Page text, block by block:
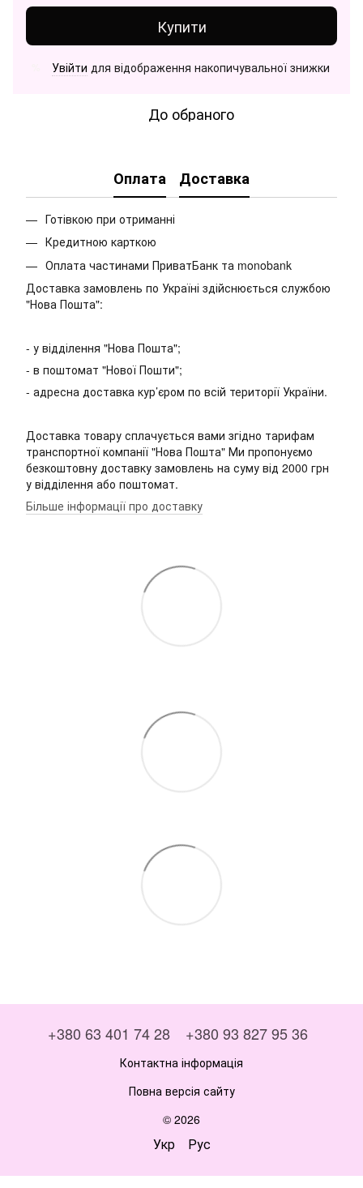
Купити
Увійти для відображення накопичувальної знижки
До обраного
Оплата Доставка
Готівкою при отриманні
Кредитною карткою
Оплата частинами ПриватБанк та monobank
Доставка замовлень по Україні здійснюється службою
"Нова Пошта":
- у відділення "Нова Пошта";
- в поштомат "Нової Пошти";
- адресна доставка кур’єром по всій території України.
Доставка товару сплачується вами згідно тарифам
транспортної компанії "Нова Пошта" Ми пропонуємо
безкоштовну доставку замовлень на суму від 2000 грн
у відділення або поштомат.
Більше інформації про доставку
+380 63 401 74 28 +380 93 827 95 36
Контактна інформація
Повна версія сайту
© 2026
Укр Рус